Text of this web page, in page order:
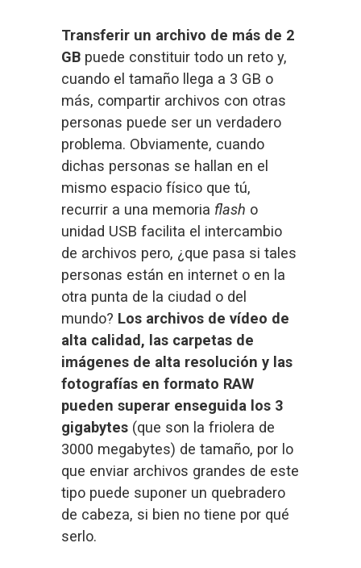
Transferir un archivo de más de 2
GB puede constituir todo un reto y,
cuando el tamaño llega a 3 GB o
más, compartir archivos con otras
personas puede ser un verdadero
problema. Obviamente, cuando
dichas personas se hallan en el
mismo espacio físico que tú,
recurrir a una memoria flash o
unidad USB facilita el intercambio
de archivos pero, ¿que pasa si tales
personas están en internet o en la
otra punta de la ciudad o del
mundo? Los archivos de vídeo de
alta calidad, las carpetas de
imágenes de alta resolución y las
fotografías en formato RAW
pueden superar enseguida los 3
gigabytes (que son la friolera de
3000 megabytes) de tamaño, por lo
que enviar archivos grandes de este
tipo puede suponer un quebradero
de cabeza, si bien no tiene por qué
serlo.